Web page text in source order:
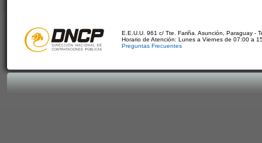
E.E.U.U. 961 c/ Tte. Fariña. Asunción, Paraguay -
Horario de Atención: Lunes a Viernes de 07:00 a
Preguntas Frecuentes